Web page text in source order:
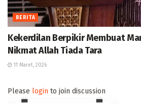
BERITA
Kekerdilan Berpikir Membuat
Nikmat Allah Tiada Tara
11 Maret, 2026
Please login to join discussion